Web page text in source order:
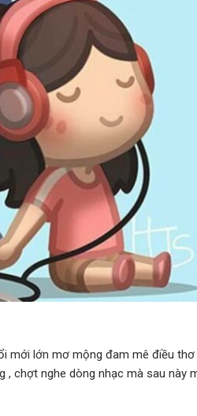
mới lớn mơ mộng đam mê điều thơ
, chợt nghe dòng nhạc mà sau này